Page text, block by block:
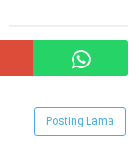
Posting Lama